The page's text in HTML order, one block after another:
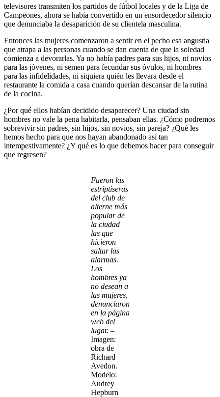
televisores transmiten los partidos de fútbol locales y de la Liga de
Campeones, ahora se había convertido en un ensordecedor silencio
que denunciaba la desaparición de su clientela masculina.
Entonces las mujeres comenzaron a sentir en el pecho esa angustia
que atrapa a las personas cuando se dan cuenta de que la soledad
comienza a devorarlas. Ya no había padres para sus hijos, ni novios
para las jóvenes, ni semen para fecundar sus óvulos, ni hombres
para las infidelidades, ni siquiera quién les llevara desde el
restaurante la comida a casa cuando querían descansar de la rutina
de la cocina.
¿Por qué ellos habían decidido desaparecer? Una ciudad sin
hombres no vale la pena habitarla, pensaban ellas. ¿Cómo podremos
sobrevivir sin padres, sin hijos, sin novios, sin pareja? ¿Qué les
hemos hecho para que nos hayan abandonado así tan
intempestivamente? ¿Y qué es lo que debemos hacer para conseguir
que regresen?
Fueron las
estriptiseras
del club de
alterne más
popular de
la ciudad
las que
hicieron
saltar las
alarmas.
Los
hombres ya
no desean a
las mujeres,
denunciaron
en la página
web del
lugar. –
Imagen:
obra de
Richard
Avedon.
Modelo:
Audrey
Hepburn